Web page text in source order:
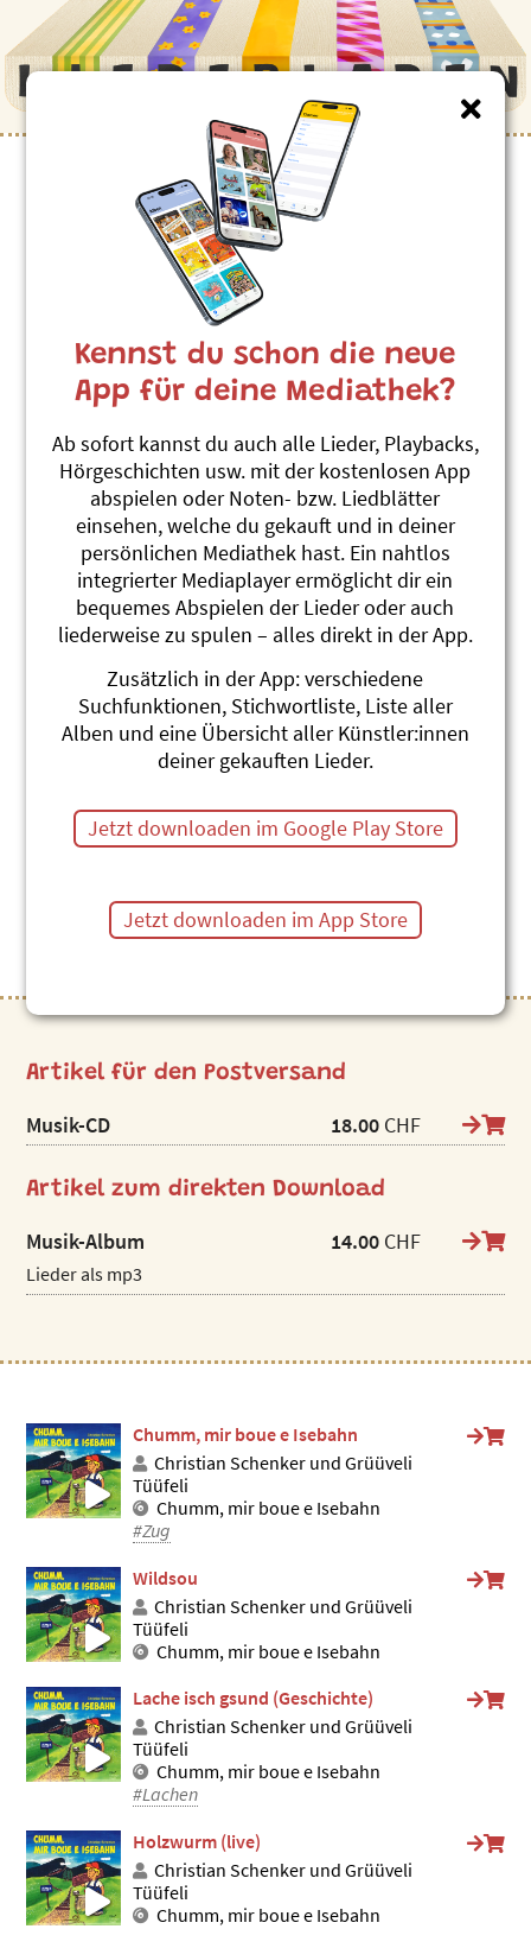
Chumm, mir boue e
Isebahn
Christian Schenker und Grüüveli Tüüfeli
Schriftstellerwegs in Olten.
Artikel für den Postversand
Musik-CD 18.00 CHF
Artikel zum direkten Download
Musik-Album 14.00 CHF
Lieder als mp3
Chumm, mir boue e Isebahn
Christian Schenker und Grüüveli
Tüüfeli
Chumm, mir boue e Isebahn
#Zug
Wildsou
Christian Schenker und Grüüveli
Tüüfeli
Chumm, mir boue e Isebahn
Lache isch gsund (Geschichte)
Christian Schenker und Grüüveli
Tüüfeli
Chumm, mir boue e Isebahn
#Lachen
Holzwurm (live)
Christian Schenker und Grüüveli
Tüüfeli
Chumm, mir boue e Isebahn
Kennst du schon die neue
App für deine Mediathek?
Ab sofort kannst du auch alle Lieder, Playbacks,
Hörgeschichten usw. mit der kostenlosen App
abspielen oder Noten- bzw. Liedblätter
einsehen, welche du gekauft und in deiner
persönlichen Mediathek hast. Ein nahtlos
integrierter Mediaplayer ermöglicht dir ein
bequemes Abspielen der Lieder oder auch
liederweise zu spulen – alles direkt in der App.
Zusätzlich in der App: verschiedene
Suchfunktionen, Stichwortliste, Liste aller
Alben und eine Übersicht aller Künstler:innen
deiner gekauften Lieder.
Jetzt downloaden im Google Play Store
Jetzt downloaden im App Store